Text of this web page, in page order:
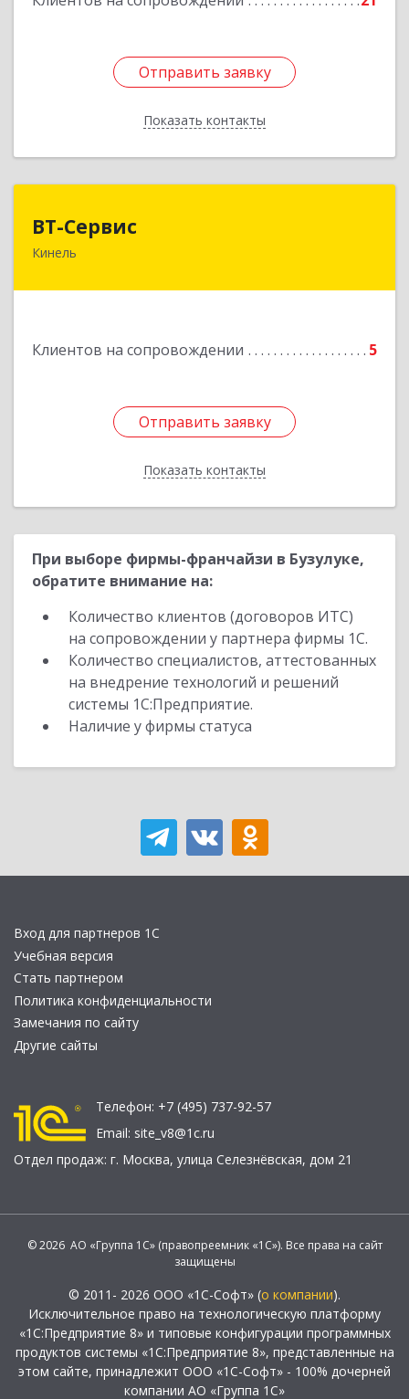
Отправить заявку
Показать контакты
Отправить заявку
Назад
ВТ-Сервис
Кинель
Клиентов на сопровождении 5
Отправить заявку
Показать контакты
446436, Самарская обл, Кинель г, Маяковского
Отправить заявку
Назад
При выборе фирмы-франчайзи в Бузулуке,
обратите внимание на:
Количество клиентов (договоров ИТС)
на сопровождении у партнера фирмы 1С.
Количество специалистов, аттестованных
на внедрение технологий и решений
системы 1С:Предприятие.
Наличие у фирмы статуса
Вход для партнеров 1С
Учебная версия
Стать партнером
Политика конфиденциальности
Замечания по сайту
Другие сайты
Телефон: +7 (495) 737-92-57
Email: site_v8@1c.ru
Отдел продаж: г. Москва, улица Селезнёвская, дом 21
© 2026 АО «Группа 1С» (правопреемник «1С»). Все права на сайт
защищены
© 2011- 2026 ООО «1С-Софт» (о компании).
Исключительное право на технологическую платформу
«1С:Предприятие 8» и типовые конфигурации программных
продуктов системы «1С:Предприятие 8», представленные на
этом сайте, принадлежит ООО «1С-Софт» - 100% дочерней
компании АО «Группа 1С»